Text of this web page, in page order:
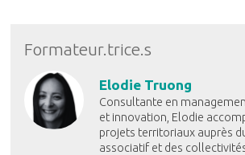
Formateur.trice.s
Elodie Truong
Consultante en
et innovation, Elodie
projets territoriaux auprès
associatif et des